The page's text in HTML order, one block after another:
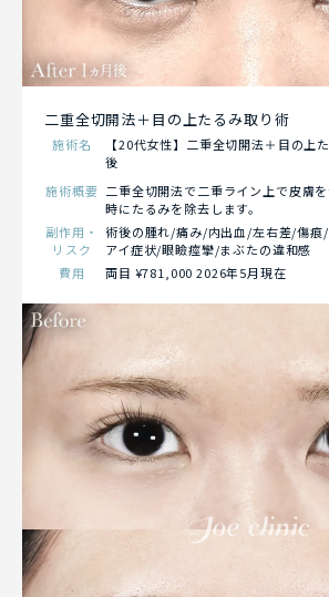
二重全切開法＋目の上たるみ取り術
施術名
【20代女性】二重全切開法＋目の上
後
施術概要 二重全切開法で二重ライン上で皮膚
時にたるみを除去します。
副作用・
リスク
術後の腫れ/痛み/内出血/左右差/傷痕
アイ症状/眼瞼痙攣/まぶたの違和感
費用
両目 ¥781,000 2026年5月現在